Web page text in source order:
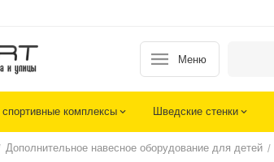
Меню
спортивные комплексы Шведские стенки
Дополнительное навесное оборудование для детей /